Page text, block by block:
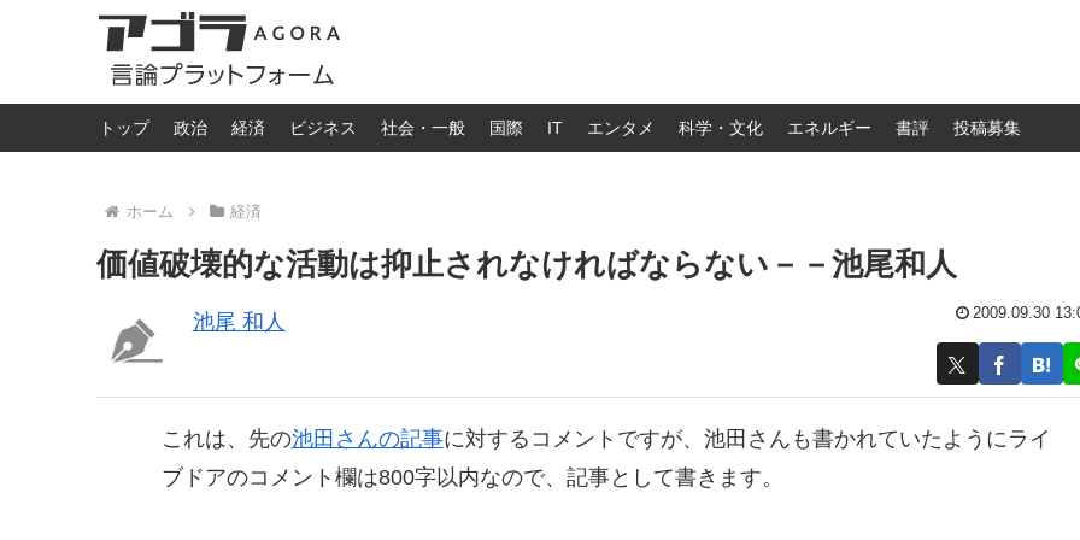
トップ 政治 経済 ビジネス 社会・一般 国際 IT エンタメ 科学・文化 エネルギー 書評 投稿募集
ホーム 経済
価値破壊的な活動は抑止されなければならない－－池尾和人
池尾 和人 2009.09.30
これは、先の池田さんの記事に対するコメントですが、池田さんも書かれていたようにライ
ブドアのコメント欄は800字以内なので、記事として書きます。